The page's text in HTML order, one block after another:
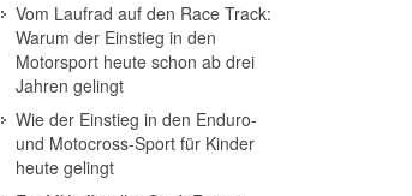
Vom Laufrad auf den Race Track:
Warum der Einstieg in den
Motorsport heute schon ab drei
Jahren gelingt
Wie der Einstieg in den Enduro-
und Motocross-Sport für Kinder
heute gelingt